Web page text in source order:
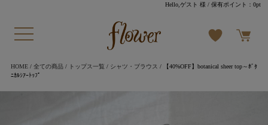
Hello,ゲスト 様 / 保有ポイント：0pt
HOME/ 全ての商品/ トップス一覧 / シャツ・ブラウス / 【40%OFF】botanical sheer top～ﾎﾞﾀ
ﾆｶﾙｼｱｰﾄｯﾌﾟ